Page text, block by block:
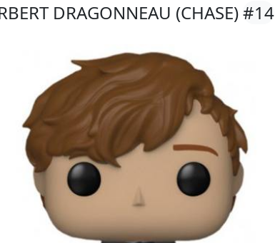
DRAGONNEAU (CHASE)#14